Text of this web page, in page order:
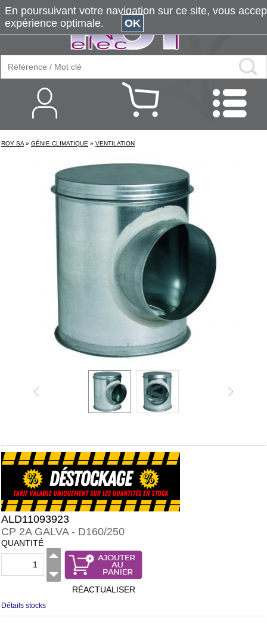
ROY SA » GÉNIE CLIMATIQUE » VENTILATION
ALD11093923
CP 2A GALVA - D160/250
QUANTITÉ
RÉACTUALISER
Détails stocks
En poursuivant votre navigation sur ce site, vous
expérience optimale.
OK